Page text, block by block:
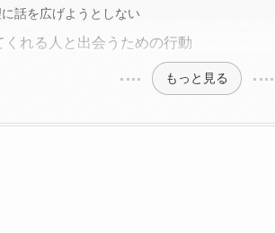
話を広げようとしない
くれる人と出会うための行動
もっと見る